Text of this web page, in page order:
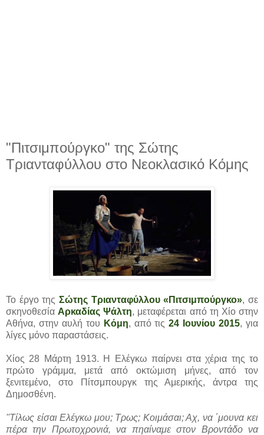
"Πιτσιμπούργκο" της Σώτης
Τριανταφύλλου στο Νεοκλασικό Κόμης
Το έργο της Σώτης Τριανταφύλλου «Πιτσιμπούργκο», σε
σκηνοθεσίαΑρκαδίας Ψάλτη, μεταφέρεται από τη Χίο στην
Αθήνα, στην αυλή του Κόμη, από τις24 Ιουνίου 2015, για
λίγες μόνο παραστάσεις.
Χίος 28 Μάρτη 1913. Η Ελέγκω παίρνει στα χέρια της το
πρώτο γράμμα, μετά από οκτώμιση μήνες, από τον
ξενιτεμένο, στο Πίτσμπουργκ της Αμερικής, άντρα της
Δημοσθένη.
''Τίλως είσαι Ελέγκω μου; Τρως; Κοιμάσαι; Αχ, να ΄μουνα κει
πέρα την Πρωτοχρονιά, να πηαίναμε στον Βροντάδο να